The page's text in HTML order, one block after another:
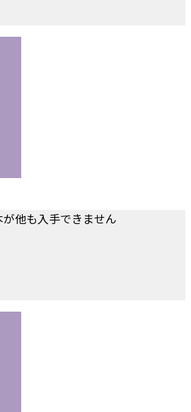
他も入手できません